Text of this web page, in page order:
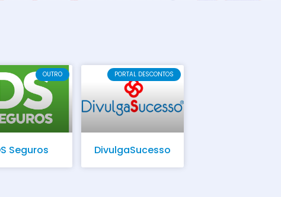
OUTRO
Seguros
PORTAL DESCONTOS
DivulgaSucesso